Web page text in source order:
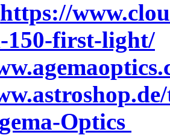
https://
150-first-light/
Optics